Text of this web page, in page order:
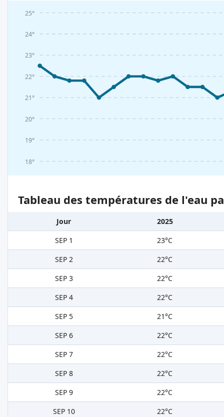
18°
19°
20°
21°
22°
23°
24°
25°
Tableau des températures de l'eau
Jour
2025
SEP 1
23°C
SEP 2
22°C
SEP 3
22°C
SEP 4
22°C
SEP 5
21°C
SEP 6
22°C
SEP 7
22°C
SEP 8
22°C
SEP 9
22°C
SEP 10
22°C